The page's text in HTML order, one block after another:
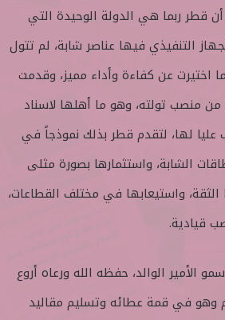
أن قطر ربما هي الدولة الوحيدة التي
التنفيذي فيها عناصر شابة، لم تتول
اختيرت عن كفاءة وأداء مميز، وقدمت
منصب تولته، وهو ما أهلها لاسناد
عليا لها، لتقدم قطر بذلك نموذجاً في
الشابة، واستثمارها بصورة مثلى
الثقة، واستيعابها في مختلف القطاعات،
قيادية.
الأمير الوالد، حفظه الله ورعاه أروع
وهو في قمة عطائه وتسليم مقاليد